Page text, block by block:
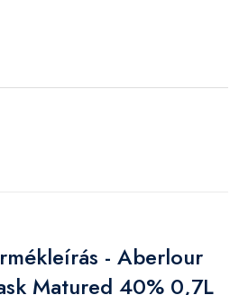
- Aberlour
Matured 40% 0,7L